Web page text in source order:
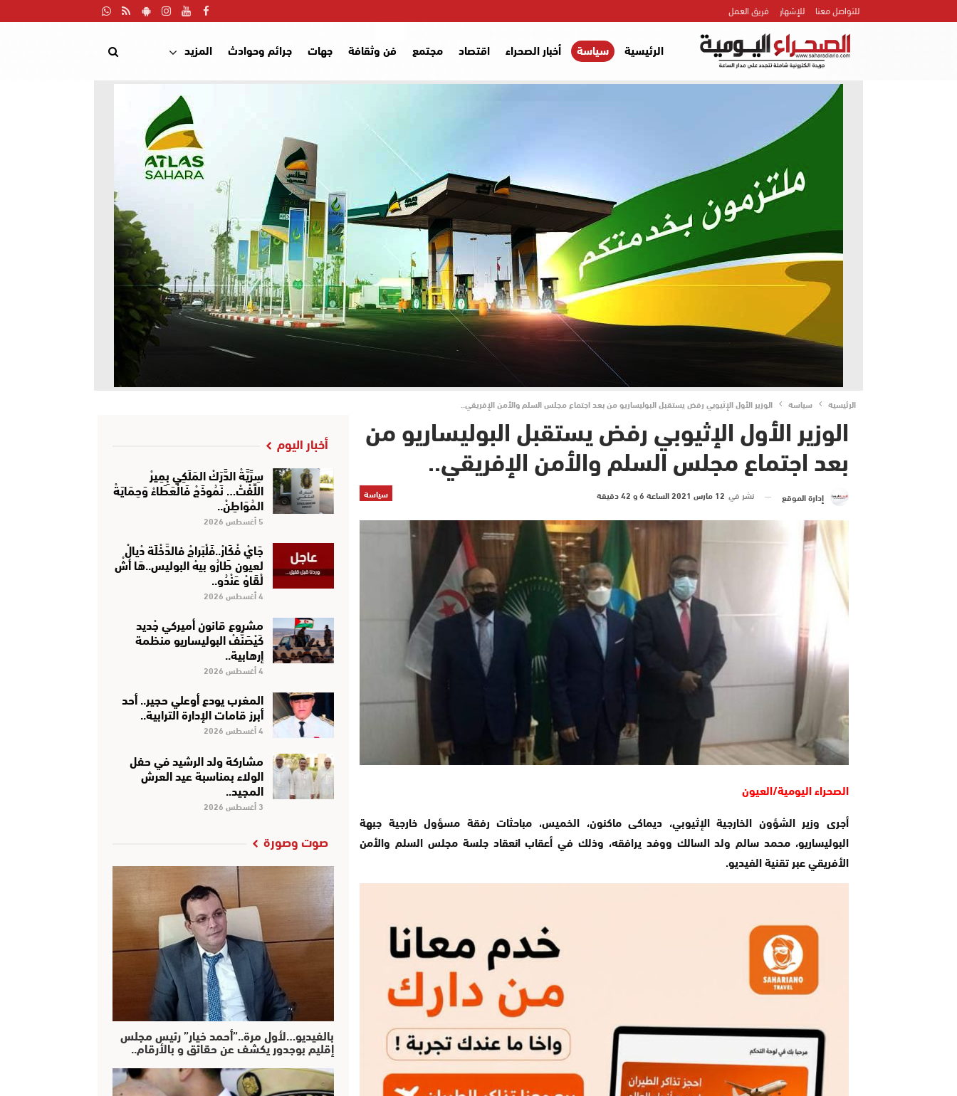
للتواصل معنا للإشهار فريق العمل
الرئيسية سياسة أخبار الصحراء اقتصاد مجتمع فن وثقافة جهات جرائم وحوادث المزيد
الرئيسية سياسة الوزير الأول الإثيوبي رفض يستقبل البوليساريو من بعد اجتماع مجلس السلم والأمن الإفريقي..
الوزير الأول الإثيوبي رفض يستقبل البوليساريو من
بعد اجتماع مجلس السلم والأمن الإفريقي..
سياسة إدارة الموقع نشر في 12 مارس 2021 الساعة 6 و 42 دقيقة
الصحراء اليومية/العيون
أجرى وزير الشؤون الخارجية الإثيوبي، ديماكى ماكنون، الخميس، مباحثات رفقة مسؤول خارجية جبهة
البوليساريو، محمد سالم ولد السالك ووفد يرافقه، وذلك في أعقاب انعقاد جلسة مجلس السلم والأمن
الأفريقي عبر تقنية الفيديو.
أخبار اليوم
سِرِّيَّةْ الدَّرَكْ المَلَكِي بِمِيرْ
اللِّفْتْ… نَمُوذَجْ فَالْعَطَاءْ وَحِمَايَةْ
المُوَاطِنْ..
5 أغسطس 2026
جَايْ فْكَارْ..فَلْبَراجْ فالدَّخْلَة دْيالْ
لعيون طَارُو بيهْ البوليس..هَا أشْ
لْقَاوْ عَنْدُو..
4 أغسطس 2026
مشروع قانون أميركي جْديد
كَيْصَنَّفْ البوليساريو منظمة
إرهابية..
4 أغسطس 2026
المغرب يودع أوعلي حجير.. أحد
أبرز قامات الإدارة الترابية..
4 أغسطس 2026
مشاركة ولد الرشيد في حفل
الولاء بمناسبة عيد العرش
المجيد..
3 أغسطس 2026
صوت وصورة
بالفيديو…لأول مرة..”أحمد خيار” رئيس مجلس
إقليم بوجدور يكشف عن حقائق و بالأرقام..